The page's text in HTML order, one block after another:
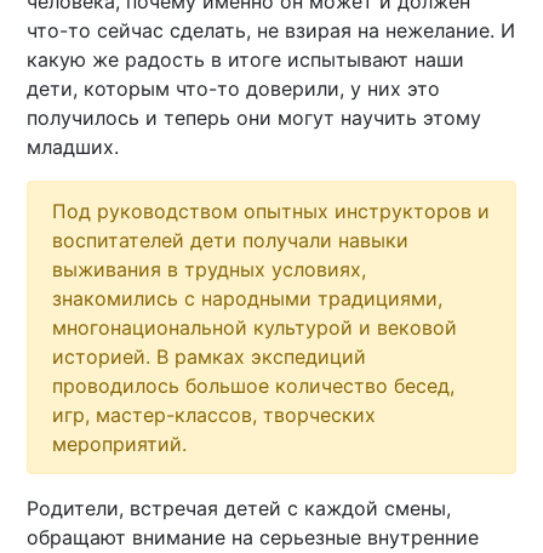
что-то сейчас сделать, не взирая на нежелание. И
какую же радость в итоге испытывают наши
дети, которым что-то доверили, у них это
получилось и теперь они могут научить этому
младших.
Под руководством опытных инструкторов и
воспитателей дети получали навыки
выживания в трудных условиях,
знакомились с народными традициями,
многонациональной культурой и вековой
историей. В рамках экспедиций
проводилось большое количество бесед,
игр, мастер-классов, творческих
мероприятий.
Родители, встречая детей с каждой смены,
обращают внимание на серьезные внутренние